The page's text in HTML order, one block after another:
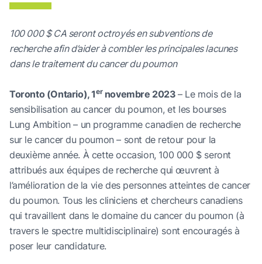
100 000 $ CA seront octroyés en subventions de
recherche afin d’aider à combler les principales lacunes
dans le traitement du cancer du poumon
Toronto (Ontario), 1ernovembre 2023– Le mois de la
sensibilisation au cancer du poumon, et les bourses
Lung Ambition – un programme canadien de recherche
sur le cancer du poumon – sont de retour pour la
deuxième année. À cette occasion, 100 000 $ seront
attribués aux équipes de recherche qui œuvrent à
l’amélioration de la vie des personnes atteintes de cancer
du poumon. Tous les cliniciens et chercheurs canadiens
qui travaillent dans le domaine du cancer du poumon (à
travers le spectre multidisciplinaire) sont encouragés à
poser leur candidature.